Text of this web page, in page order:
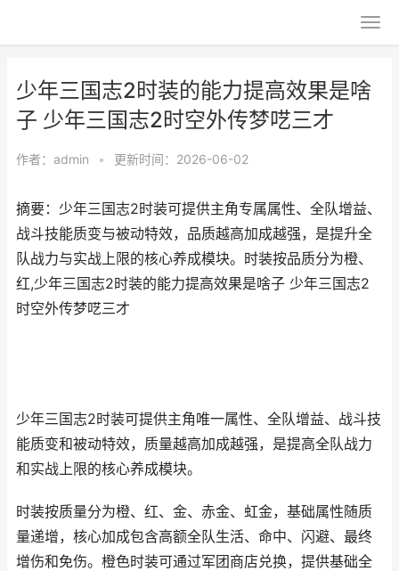
少年三国志2时装的能力提高效果是啥
子 少年三国志2时空外传梦呓三才
作者： admin • 更新时间：2026-06-02
摘要：少年三国志2时装可提供主角专属属性、全队增益、
战斗技能质变与被动特效，品质越高加成越强，是提升全
队战力与实战上限的核心养成模块。时装按品质分为橙、
红,少年三国志2时装的能力提高效果是啥子 少年三国志2
时空外传梦呓三才
少年三国志2时装可提供主角唯一属性、全队增益、战斗技
能质变和被动特效，质量越高加成越强，是提高全队战力
和实战上限的核心养成模块。
时装按质量分为橙、红、金、赤金、虹金，基础属性随质
量递增，核心加成包含高额全队生活、命中、闪避、最终
增伤和免伤。橙色时装可通过军团商店兑换，提供基础全